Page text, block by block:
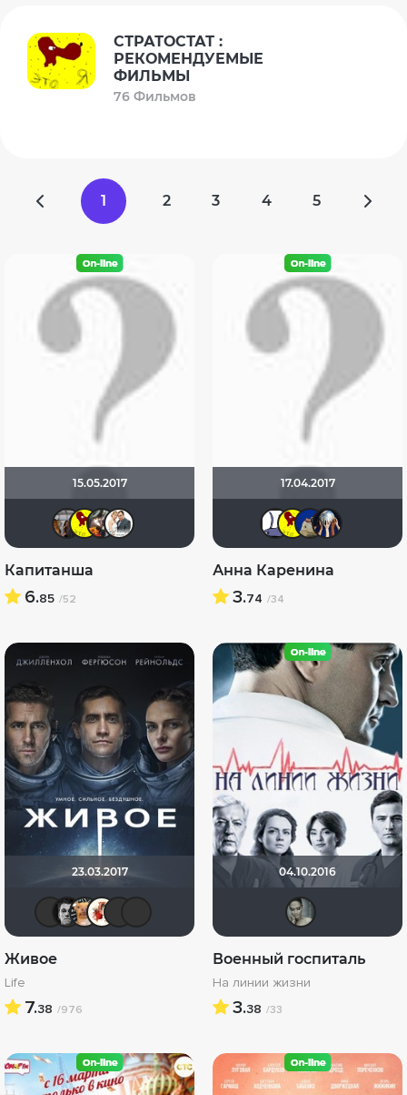
СТРАТОСТАТ :
РЕКОМЕНДУЕМЫЕ
ФИЛЬМЫ
76 Фильмов
1 2 3 4 5
15.05.2017
Елена Редько
Сергей Лисицкий
Капитанша
6.85 /52
17.04.2017
Анна Каренина
3.74 /34
23.03.2017
mishich
Ƙeʍȃƞ
Живое
Life
7.38 /976
04.10.2016
Военный госпиталь
На линии жизни
3.38 /33